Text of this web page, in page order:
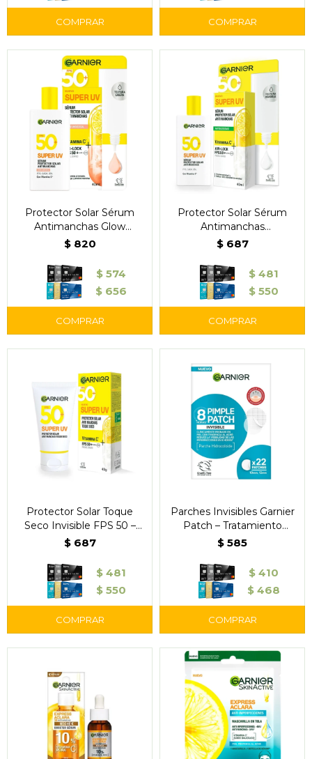
Protector Solar Sérum
Antimanchas Glow
Universal FPS 50 – Garnier
$ 820
$ 574
$ 656
Protector Solar Sérum
Antimanchas
Antioleosidad FPS 50 –
$ 687
$ 481
$ 550
Protector Solar Toque
Seco Invisible FPS 50 –
Garnier
$ 687
$ 481
$ 550
Parches Invisibles Garnier
Patch – Tratamiento
Localizado contra Granitos
$ 585
$ 410
$ 468